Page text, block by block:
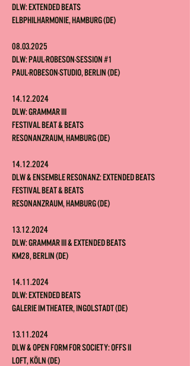
DLW: Extended Beats
Elbphilharmonie, Hamburg (DE)
08.03.2025
DLW: Paul-Robeson-Session #1
Paul-Robeson-Studio, Berlin (DE)
14.12.2024
DLW: Grammar III
Festival Beat & Beats
Resonanzraum, Hamburg (DE)
14.12.2024
DLW & Ensemble Resonanz: Extended Beats
Festival Beat & Beats
Resonanzraum, Hamburg (DE)
13.12.2024
DLW: Grammar III & Extended Beats
KM28, Berlin (DE)
14.11.2024
DLW: Extended Beats
Galerie im Theater, Ingolstadt (DE)
13.11.2024
DLW & Open Form for Society: OFFS II
Loft, Köln (DE)